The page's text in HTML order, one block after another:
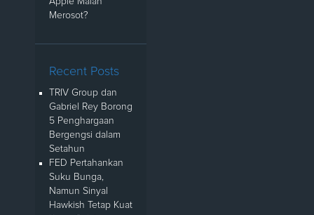
Merosot?
Recent Posts
TRIV Group dan
Gabriel Rey Borong
5 Penghargaan
Bergengsi dalam
Setahun
FED Pertahankan
Suku Bunga,
Namun Sinyal
Hawkish Tetap Kuat